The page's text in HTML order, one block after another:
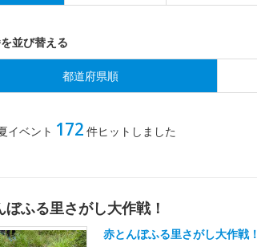
並び替える
都道府県順
イベント 172 件ヒットしました
ぼふる里さがし大作戦！
赤とんぼふる里さがし大作戦！